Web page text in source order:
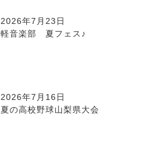
2026年7月23日
軽音楽部 夏フェス♪
2026年7月16日
夏の高校野球山梨県大会